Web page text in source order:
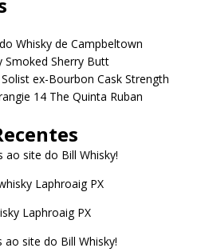
Whisky de Campbeltown
Smoked Sherry Butt
ex-Bourbon Cask Strength
14 The Quinta Ruban
ao site do Bill Whisky!
Laphroaig PX
Laphroaig PX
ao site do Bill Whisky!